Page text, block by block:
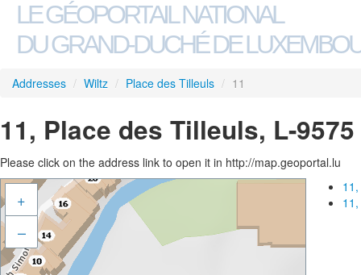
LE GÉOPORTAIL NATIONAL
DU GRAND-DUCHÉ DE
Addresses / Wiltz / Place des Tilleuls / 11
11, Place des Tilleuls, L-
Please click on the address link to open it in http://map.geoportal.lu
+
–